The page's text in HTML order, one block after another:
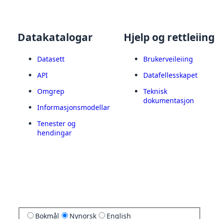
Datakatalogar
Datasett
API
Omgrep
Informasjonsmodellar
Tenester og
hendingar
Hjelp og rettleiing
Brukerveileiing
Datafellesskapet
Teknisk
dokumentasjon
Bokmål Nynorsk English